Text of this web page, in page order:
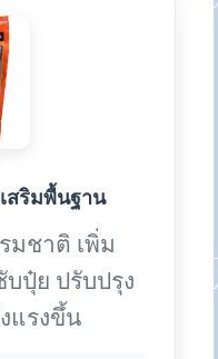
สริมพื้นฐาน
มชาติ เพิ่ม
ปุ๋ย ปรับปรุง
แรงขึ้น